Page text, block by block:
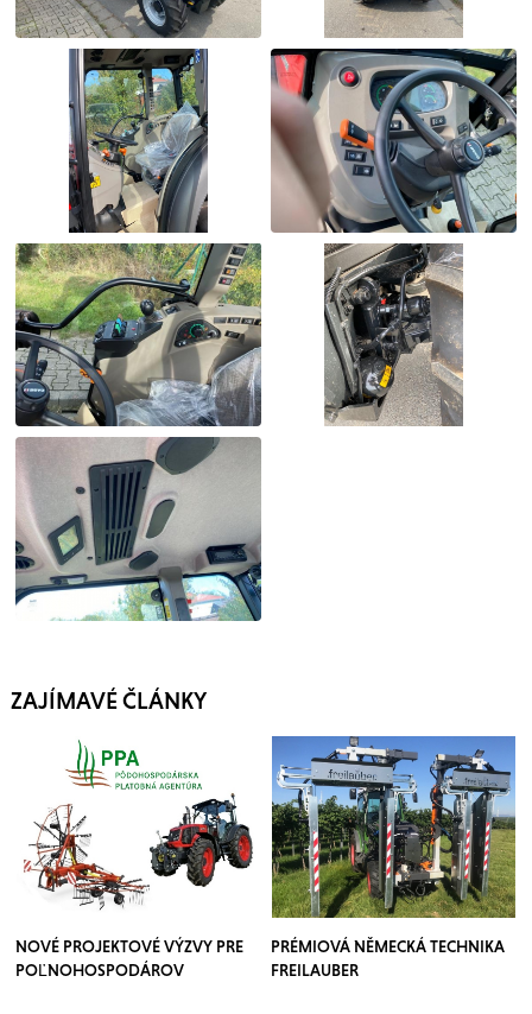
ZAJÍMAVÉ ČLÁNKY
NOVÉ PROJEKTOVÉ VÝZVY PRE
POĽNOHOSPODÁROV
PRÉMIOVÁ NĚMECKÁ TECHNIKA
FREILAUBER